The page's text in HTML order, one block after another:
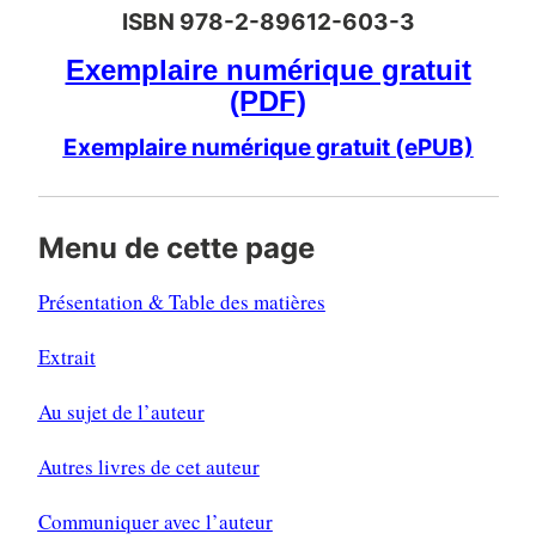
ISBN 978-2-89612-603-3
Exemplaire numérique gratuit
(PDF)
Exemplaire numérique gratuit (ePUB)
Menu de cette page
Présentation & Table des matières
Extrait
Au sujet de l’auteur
Autres livres de cet auteur
Communiquer avec l’auteur